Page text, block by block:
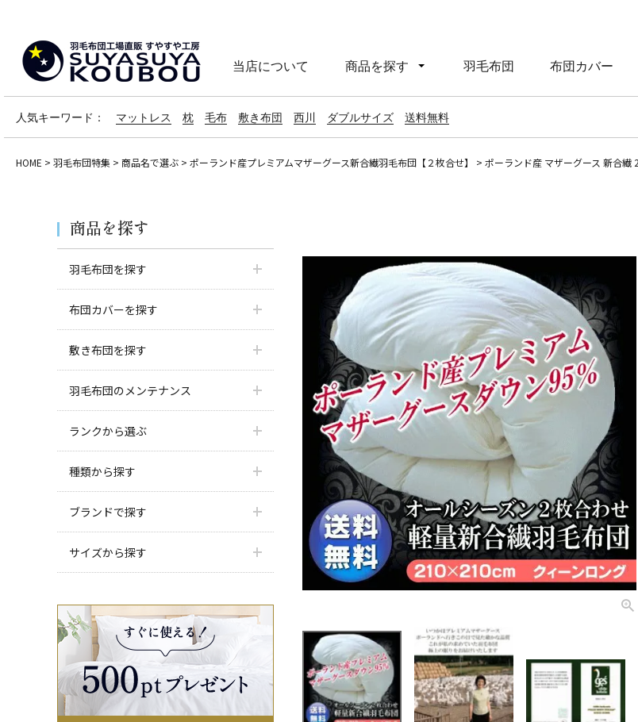
当店について 商品を探す 羽毛布団 布団カバー
人気キーワード： マットレス 枕 毛布 敷き布団 西川 ダブルサイズ 送料無料
HOME 羽毛布団特集 商品名で選ぶ ポーランド産プレミアムマザーグース新合繊羽毛布団【２枚合せ】 ポーランド産 マザーグース 新合
商品を探す
羽毛布団を探す
布団カバーを探す
敷き布団を探す
羽毛布団のメンテナンス
ランクから選ぶ
種類から探す
ブランドで探す
サイズから探す